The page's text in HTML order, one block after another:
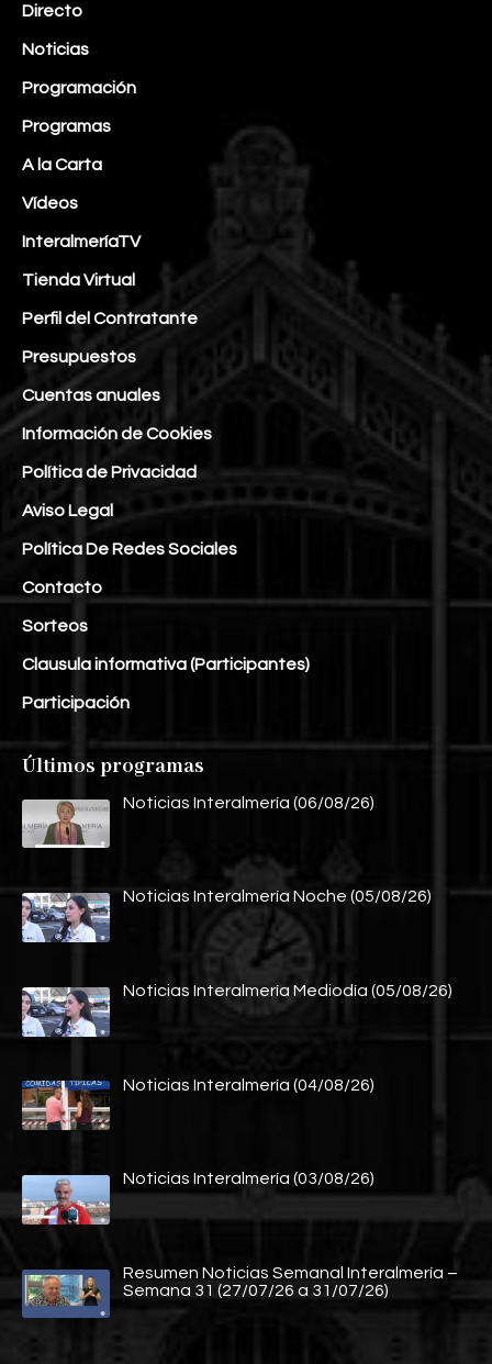
Directo
Noticias
Programación
Programas
A la Carta
Vídeos
InteralmeríaTV
Tienda Virtual
Perfil del Contratante
Presupuestos
Cuentas anuales
Información de Cookies
Política de Privacidad
Aviso Legal
Política De Redes Sociales
Contacto
Sorteos
Clausula informativa (Participantes)
Participación
Últimos programas
Noticias Interalmería (06/08/26)
Noticias Interalmería Noche (05/08/26)
Noticias Interalmería Mediodía (05/08/26)
Noticias Interalmería (04/08/26)
Noticias Interalmería (03/08/26)
Resumen Noticias Semanal Interalmería –
Semana 31 (27/07/26 a 31/07/26)